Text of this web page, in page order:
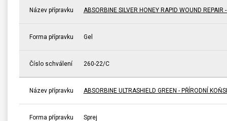
Název přípravku ABSORBINE SILVER HONEY RAPID WOUND REPAIR
Forma přípravku Gel
Číslo schválení 260-22/C
Název přípravku ABSORBINE ULTRASHIELD GREEN - PŘÍRODNÍ
Forma přípravku Sprej